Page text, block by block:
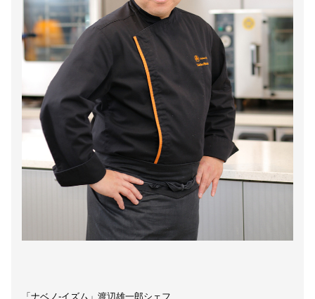
「ナベノ-イズム」渡辺雄一郎シェフ